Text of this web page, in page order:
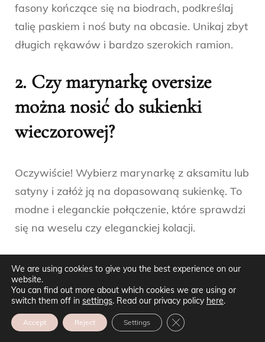
fasony kończące się na biodrach, podkreślaj
talię paskiem i noś buty na obcasie. Unikaj zbyt
długich rękawów i bardzo szerokich ramion.
2. Czy marynarkę oversize
można nosić do sukienki
wieczorowej?
Oczywiście! Wybierz marynarkę z aksamitu lub
satyny i załóż ją na dopasowaną sukienkę. To
modne i eleganckie połączenie, które sprawdzi
się na weselu czy eleganckiej kolacji.
3. Jakie buty najlepiej pasują
do marynarki oversize?
Najbardziej uniwersalne są szpilki i czółenka.
We are using cookies to give you the best experience on our
website.
You can find out more about which cookies we are using or
switch them off in settings. Read our privacy policy here.
Accept Reject Settings ZAMKNIJ PANEL